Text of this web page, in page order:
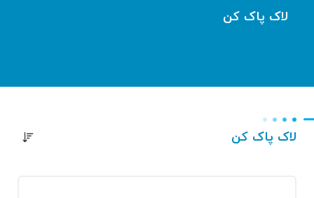
لاک پاک کن
لاک پاک کن